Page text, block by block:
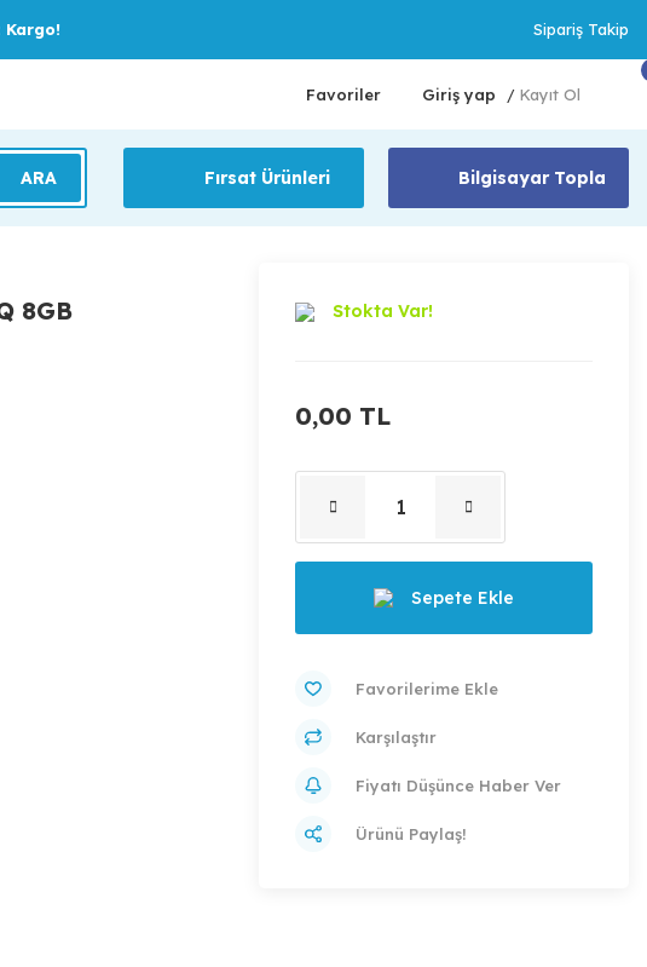
Kargo! Sipariş Takip
Favoriler Giriş yap / Kayıt Ol
ARA Fırsat Ürünleri Bilgisayar Topla
8GB
Stokta Var!
0,00 TL
Sepete Ekle
Karşılaştır
Fiyatı Düşünce Haber Ver
Ürünü Paylaş!